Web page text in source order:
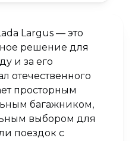
Largus — это
решение для
и за его
отечественного
просторным
багажником,
выбором для
поездок с